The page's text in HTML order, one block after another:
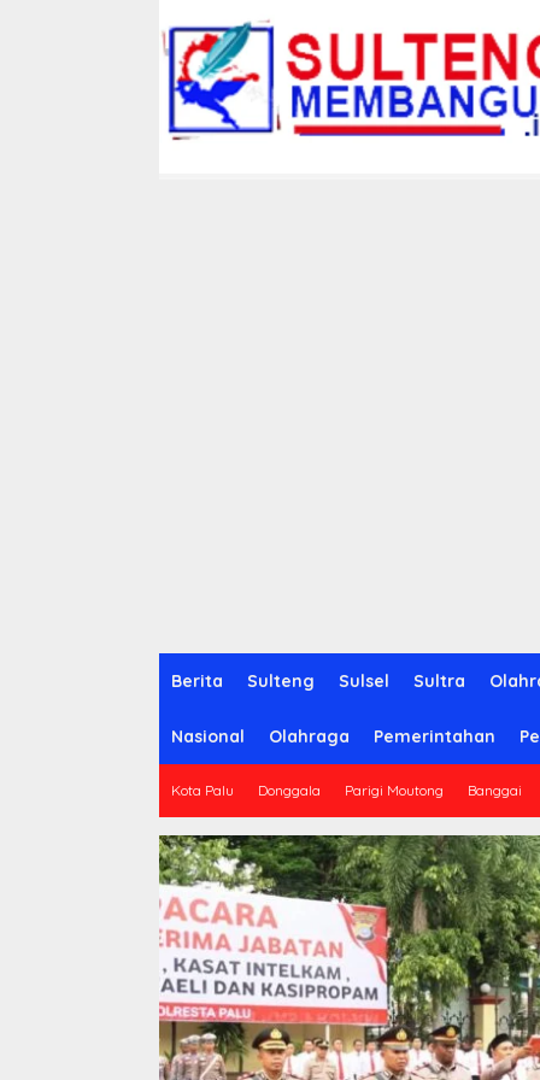
Berita Sulteng Sulsel Sultra
Nasional Olahraga Pemerintahan
Kota Palu Donggala Parigi Moutong Banggai